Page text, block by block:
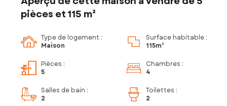
pièces et 115 m²
Type de logement :
Maison
Surface habitable :
115m²
Pièces :
5
Chambres :
4
Salles de bain :
2
Toilettes :
2